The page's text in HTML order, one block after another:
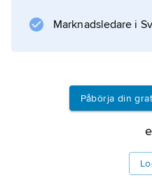
Marknadsledare i
Påbörja din